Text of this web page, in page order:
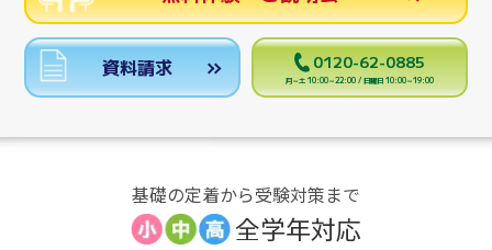
資料請求 0120-62-0885
月～土 10:00～22:00 / 日曜日 10:00～19:00
基礎の定着から受験対策まで
全学年対応